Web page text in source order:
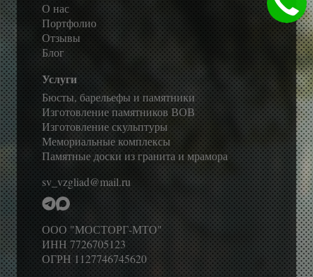
О нас
Портфолио
Отзывы
Блог
Услуги
Бюсты, барельефы и памятники
Изготовление памятников ВОВ
Изготовление скульптуры
Мемориальные комплексы
Памятные доски из гранита и мрамора
sv_vzgliad@mail.ru
ООО "МОСТОРГ-МТО"
ИНН 7726705123
ОГРН 1127746745620